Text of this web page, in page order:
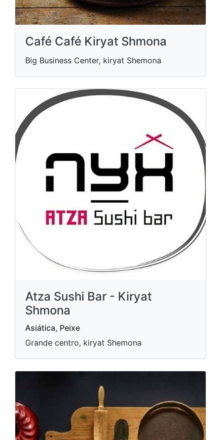
Café Café Kiryat Shmona
Big Business Center, kiryat Shemona
Atza Sushi Bar - Kiryat
Shmona
Asiática, Peixe
Grande centro, kiryat Shemona